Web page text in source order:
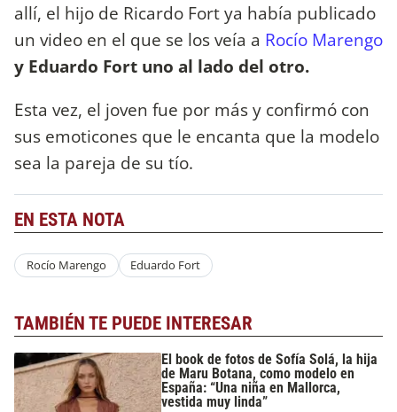
allí, el hijo de Ricardo Fort ya había publicado
un video en el que se los veía a Rocío Marengo
y Eduardo Fort uno al lado del otro.
Esta vez, el joven fue por más y confirmó con
sus emoticones que le encanta que la modelo
sea la pareja de su tío.
EN ESTA NOTA
Rocío Marengo Eduardo Fort
TAMBIÉN TE PUEDE INTERESAR
El book de fotos de Sofía Solá, la hija
de Maru Botana, como modelo en
España: “Una niña en Mallorca,
vestida muy linda”